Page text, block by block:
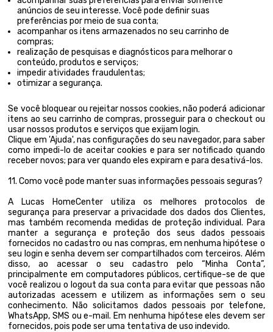
anúncios de seu interesse. Você pode definir suas
preferências por meio de sua conta;
acompanhar os itens armazenados no seu carrinho de
compras;
realização de pesquisas e diagnósticos para melhorar o
conteúdo, produtos e serviços;
impedir atividades fraudulentas;
otimizar a segurança.
Se você bloquear ou rejeitar nossos cookies, não poderá adicionar
itens ao seu carrinho de compras, prosseguir para o checkout ou
usar nossos produtos e serviços que exijam login.
Clique em 'Ajuda', nas configurações do seu navegador, para saber
como impedi-lo de aceitar cookies e para ser notificado quando
receber novos; para ver quando eles expiram e para desativá-los.
11. Como você pode manter suas informações pessoais seguras?
A Lucas HomeCenter utiliza os melhores protocolos de
segurança para preservar a privacidade dos dados dos Clientes,
mas também recomenda medidas de proteção individual. Para
manter a segurança e proteção dos seus dados pessoais
fornecidos no cadastro ou nas compras, em nenhuma hipótese o
seu login e senha devem ser compartilhados com terceiros. Além
disso, ao acessar o seu cadastro pelo “Minha Conta”,
principalmente em computadores públicos, certifique-se de que
você realizou o logout da sua conta para evitar que pessoas não
autorizadas acessem e utilizem as informações sem o seu
conhecimento. Não solicitamos dados pessoais por telefone,
WhatsApp, SMS ou e-mail. Em nenhuma hipótese eles devem ser
fornecidos, pois pode ser uma tentativa de uso indevido.